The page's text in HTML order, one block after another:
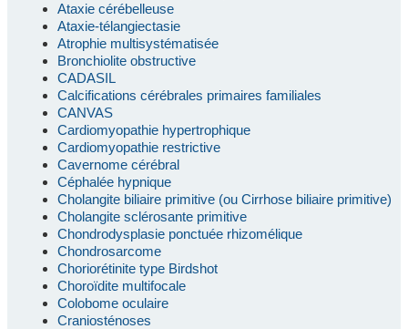
Ataxie cérébelleuse
Ataxie-télangiectasie
Atrophie multisystématisée
Bronchiolite obstructive
CADASIL
Calcifications cérébrales primaires familiales
CANVAS
Cardiomyopathie hypertrophique
Cardiomyopathie restrictive
Cavernome cérébral
Céphalée hypnique
Cholangite biliaire primitive (ou Cirrhose biliaire primitive)
Cholangite sclérosante primitive
Chondrodysplasie ponctuée rhizomélique
Chondrosarcome
Choriorétinite type Birdshot
Choroïdite multifocale
Colobome oculaire
Craniosténoses